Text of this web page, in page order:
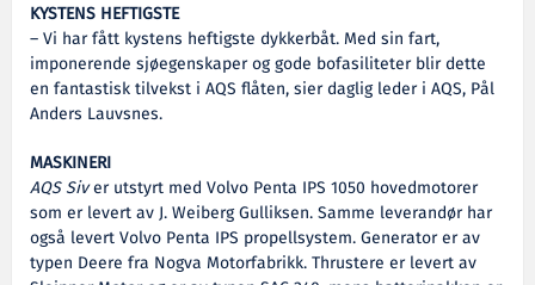
KYSTENS HEFTIGSTE
– Vi har fått kystens heftigste dykkerbåt. Med sin fart,
imponerende sjøegenskaper og gode bofasiliteter blir dette
en fantastisk tilvekst i AQS flåten, sier daglig leder i AQS, Pål
Anders Lauvsnes.
MASKINERI
AQS Siver utstyrt med Volvo Penta IPS 1050 hovedmotorer
som er levert av J. Weiberg Gulliksen. Samme leverandør har
også levert Volvo Penta IPS propellsystem. Generator er av
typen Deere fra Nogva Motorfabrikk. Thrustere er levert av